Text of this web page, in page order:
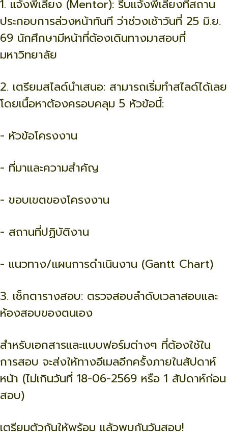
1. แจ้งพี่เลี้ยง (Mentor): รีบแจ้งพี่เลี้ยงที่สถาน
ประกอบการล่วงหน้าทันที ว่าช่วงเช้าวันที่ 25 มิ.ย.
69 นักศึกษามีหน้าที่ต้องเดินทางมาสอบที่
มหาวิทยาลัย
2. เตรียมสไลด์นำเสนอ: สามารถเริ่มทำสไลด์ได้เลย
โดยเนื้อหาต้องครอบคลุม 5 หัวข้อนี้:
- หัวข้อโครงงาน
- ที่มาและความสำคัญ
- ขอบเขตของโครงงาน
- สถานที่ปฏิบัติงาน
- แนวทาง/แผนการดำเนินงาน (Gantt Chart)
3. เช็กตารางสอบ: ตรวจสอบลำดับเวลาสอบและ
ห้องสอบของตนเอง
สำหรับเอกสารและแบบฟอร์มต่างๆ ที่ต้องใช้ใน
การสอบ จะส่งให้ทางอีเมลอีกครั้งภายในสัปดาห์
หน้า (ไม่เกินวันที่ 18-06-2569 หรือ 1 สัปดาห์ก่อน
สอบ)
เตรียมตัวกันให้พร้อม แล้วพบกันวันสอบ!